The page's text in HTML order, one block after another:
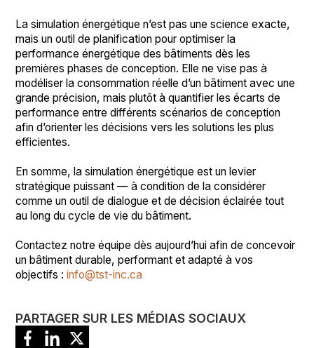
La simulation énergétique n’est pas une science exacte,
mais un outil de planification pour optimiser la
performance énergétique des bâtiments dès les
premières phases de conception. Elle ne vise pas à
modéliser la consommation réelle d’un bâtiment avec une
grande précision, mais plutôt à quantifier les écarts de
performance entre différents scénarios de conception
afin d’orienter les décisions vers les solutions les plus
efficientes.
En somme, la simulation énergétique est un levier
stratégique puissant — à condition de la considérer
comme un outil de dialogue et de décision éclairée tout
au long du cycle de vie du bâtiment.
Contactez notre équipe dès aujourd’hui afin de concevoir
un bâtiment durable, performant et adapté à vos
objectifs :info@tst-inc.ca
PARTAGER SUR LES MÉDIAS SOCIAUX